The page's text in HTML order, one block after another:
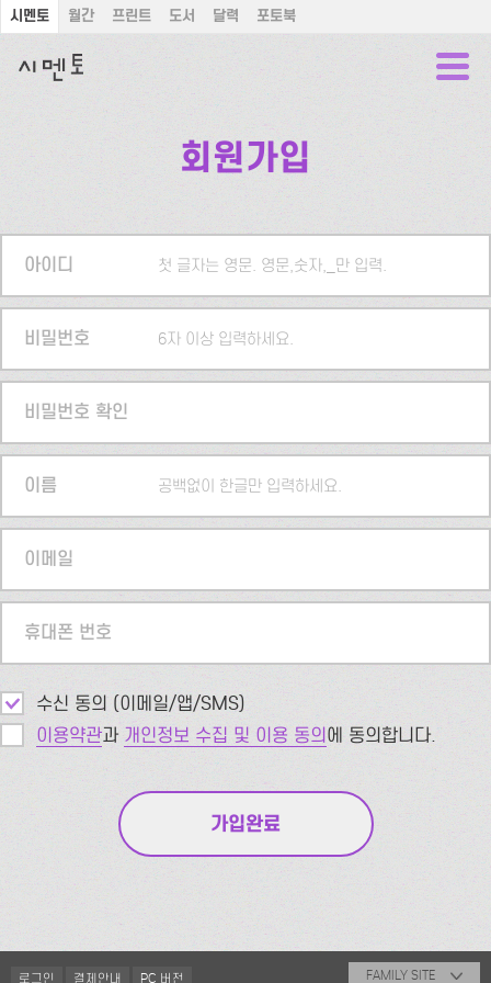
시멘토 월간 프린트 도서 달력 포토북
회원가입
아이디 첫 글자는 영문. 영문,숫자,_만 입력.
비밀번호 6자 이상 입력하세요.
비밀번호 확인
이름 공백없이 한글만 입력하세요.
이메일
휴대폰 번호
수신 동의 (이메일/앱/SMS)
이용약관과 개인정보 수집 및 이용 동의에 동의합니다.
로그인 결제안내 PC 버전 FAMILY SITE